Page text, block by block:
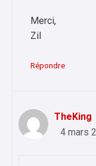
Merci,
Zil
Répondre
TheKing
4 mars